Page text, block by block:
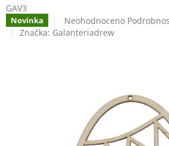
GAV3
Novinka
Průměrné
hodnocení
Neohodnoceno
Značka: Galanteriadrew